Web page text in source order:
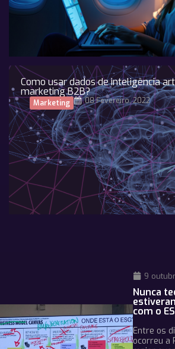
Como usar dados de inteligência
marketing B2B?
Marketing 08 Fevereiro, 2022
9
Nunca
com o
Entre os
ocorreu a